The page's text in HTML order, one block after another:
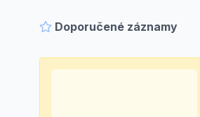
Doporučené záznamy